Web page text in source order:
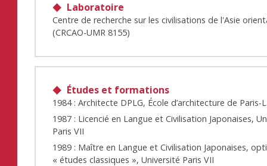
Laboratoire
Centre de recherche sur les civilisations de l'Asie
(CRCAO-UMR 8155)
Études et formations
1984 : Architecte DPLG, École d’architecture de Paris-
1987 : Licencié en Langue et Civilisation Japonaises,
Paris VII
1989 : Maître en Langue et Civilisation Japonaises,
« études classiques », Université Paris VII